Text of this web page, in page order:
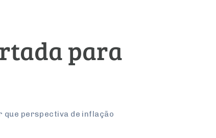
para
que perspectiva de inflação